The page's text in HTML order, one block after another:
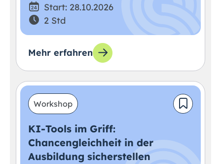
Start: 28.10.2026
2 Std
Mehr erfahren
Workshop
KI-Tools im Griff:
Chancengleichheit in der
Ausbildung sicherstellen